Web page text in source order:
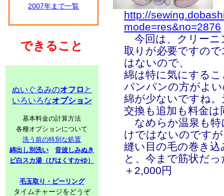
2007年まで一覧
できること
ぬいぐるみのオフロ と
いろいろなオプション
基本料金の計算方法
各種オプションについて
洗う前の特別な処置
綿出し別洗い
音波しみぬき
ビ白スカ湯（びはくすかゆ）
毛玉取り・ピーリング
タイムチャージをどうぞ
http://
mode=res&no=2876
今回は、クリーニ
取りが必要ですの
はないので、
綿は特に気にする
パンパンの方がよ
綿が少ないですね
交換も追加も料金
なめらか温泉も特
けではないのです
縫い目の毛の巻き
と、今まで筋状だ
＋2,000円